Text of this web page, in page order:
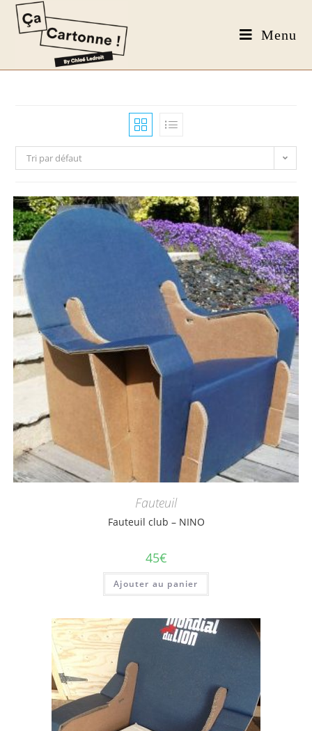
Menu
Tri par défaut
Fauteuil
Fauteuil club – NINO
45€
Ajouter au panier